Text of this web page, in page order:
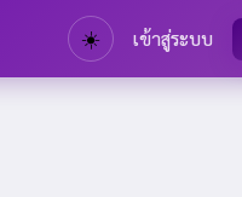
☀️ เข้าสู่ระบบ